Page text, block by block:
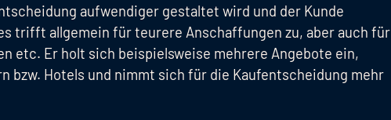
aufwendiger gestaltet wird und der Kunde
trifft allgemein für teurere Anschaffungen zu, aber auch für
etc. Er holt sich beispielsweise mehrere Angebote ein,
bzw. Hotels und nimmt sich für die Kaufentscheidung mehr